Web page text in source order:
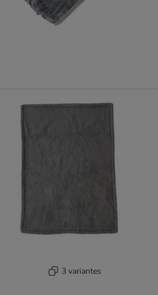
3 variantes